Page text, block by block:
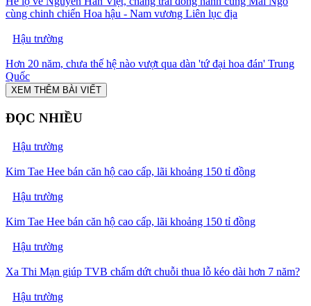
cùng chinh chiến Hoa hậu - Nam vương Liên lục địa
Hậu trường
Hơn 20 năm, chưa thế hệ nào vượt qua dàn 'tứ đại hoa đán' Trung
Quốc
XEM THÊM BÀI VIẾT
ĐỌC NHIỀU
Hậu trường
Kim Tae Hee bán căn hộ cao cấp, lãi khoảng 150 tỉ đồng
Hậu trường
Kim Tae Hee bán căn hộ cao cấp, lãi khoảng 150 tỉ đồng
Hậu trường
Xa Thi Mạn giúp TVB chấm dứt chuỗi thua lỗ kéo dài hơn 7 năm?
Hậu trường